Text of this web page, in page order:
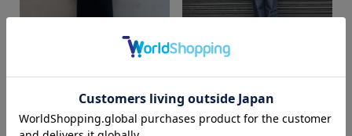
SUPER SHOP 鳥取店
SUPER SHOP 松江店